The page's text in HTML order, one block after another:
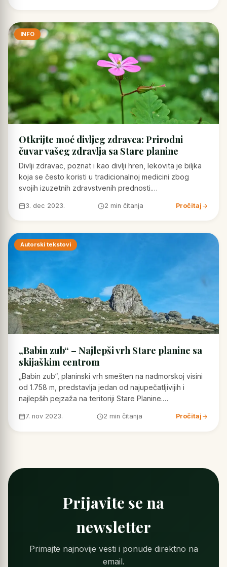
INFO
Otkrijte moć divljeg zdravca: Prirodni
čuvar vašeg zdravlja sa Stare planine
Divlji zdravac, poznat i kao divlji hren, lekovita je biljka
koja se često koristi u tradicionalnoj medicini zbog
svojih izuzetnih zdravstvenih prednosti.…
3. dec 2023. 2 min čitanja Pročitaj
Autorski tekstovi
„Babin zub“ – Najlepši vrh Stare planine sa
skijaškim centrom
„Babin zub“, planinski vrh smešten na nadmorskoj visini
od 1.758 m, predstavlja jedan od najupečatljivijih i
najlepših pejzaža na teritoriji Stare Planine.…
7. nov 2023. 2 min čitanja Pročitaj
Prijavite se na
newsletter
Primajte najnovije vesti i ponude direktno na
email.